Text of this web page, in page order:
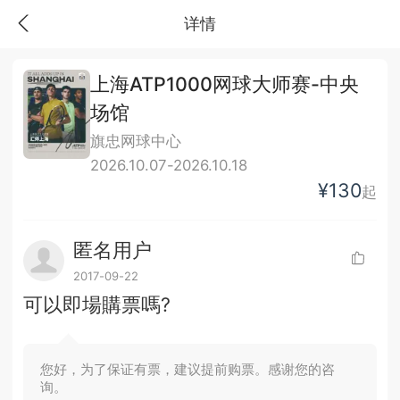
详情
上海ATP1000网球大师赛-中央
场馆
旗忠网球中心
2026.10.07-2026.10.18
¥130起
匿名用户
2017-09-22
可以即場購票嗎?
您好，为了保证有票，建议提前购票。感谢您的咨
询。